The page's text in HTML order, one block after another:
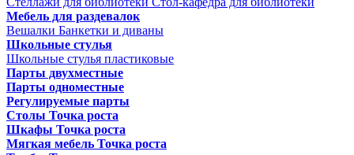
Мебель для раздевалок
Вешалки Банкетки и диваны
Школьные стулья
Школьные стулья пластиковые
Парты двухместные
Парты одноместные
Регулируемые парты
Столы Точка роста
Шкафы Точка роста
Мягкая мебель Точка роста